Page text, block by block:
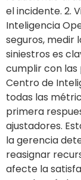
el incidente. 2.
Inteligencia
seguros, medir
siniestros es
cumplir con las
Centro de
todas las
primera
ajustadores.
la gerencia
reasignar
afecte la